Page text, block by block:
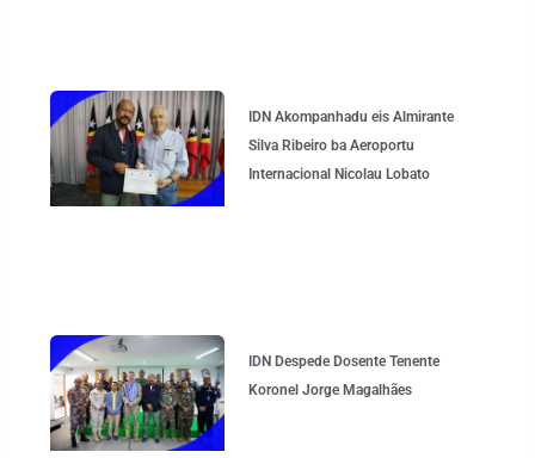
IDN Akompanhadu eis Almirante
Silva Ribeiro ba Aeroportu
Internacional Nicolau Lobato
IDN Despede Dosente Tenente
Koronel Jorge Magalhães